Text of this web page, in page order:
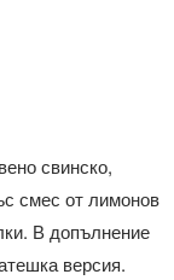
свинско,
смес от лимонов
В допълнение
версия.